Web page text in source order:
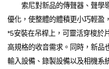
索尼對新品的傳聲器、聲學導
優化，使整體的體積更小巧輕盈
*5安裝在吊桿上，可靈活穿梭於
高規格的收音需求。同時，新品
輸入設備、錄製設備以及相機系